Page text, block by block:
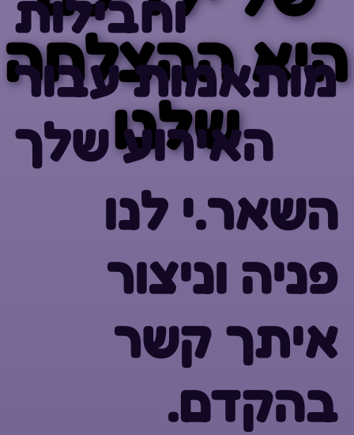
היא ההצלחה
שלנו
היא ההצלחה
שלנו
מותאמות עבור
האירוע שלך
השאר.י לנו
פניה וניצור
איתך קשר
בהקדם.